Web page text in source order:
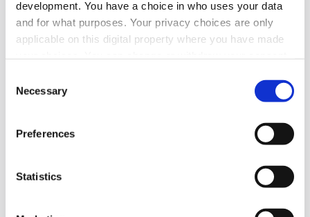
development. You have a choice in who uses your data
and for what purposes. Your privacy choices are only
applicable on this digital property where you have made
the Privacy trigger icon.
Find out more about how your personal data is processed
and set your preferences in the
We use cookies to personalise content and ads, to
provide social media features and to analyse our traffic.
Selection
Necessary
Preferences
Statistics
2026-07-24, 08:00
Kundtapp raderade Jungs lönsamhet
Pr-byrån Jung tappade storkunden P&G och det
syns tydligt i bokslutet för 2025.
Affärer